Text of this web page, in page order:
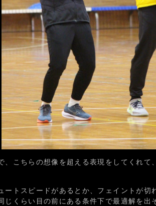
、こちらの想像を超える表現をしてくれて
ートスピードがあるとか、フェイントが切
じくらい目の前にある条件下で最適解を出